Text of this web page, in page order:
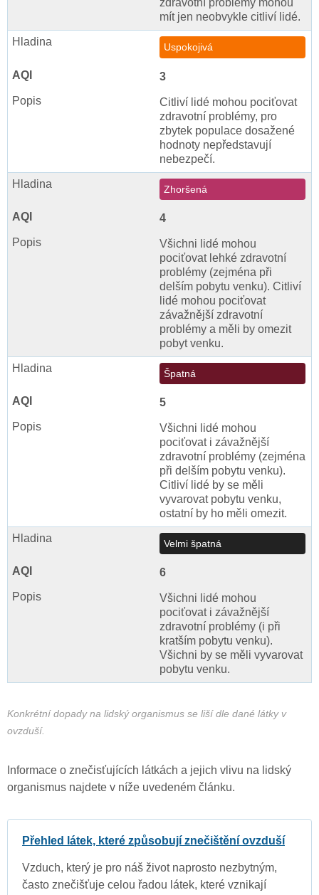
zdravotní problémy mohou
mít jen neobvykle citliví lidé.
Uspokojivá
3
Citliví lidé mohou pociťovat
zdravotní problémy, pro
zbytek populace dosažené
hodnoty nepředstavují
nebezpečí.
Zhoršená
4
Všichni lidé mohou
pociťovat lehké zdravotní
problémy (zejména při
delším pobytu venku). Citliví
lidé mohou pociťovat
závažnější zdravotní
problémy a měli by omezit
pobyt venku.
Špatná
5
Všichni lidé mohou
pociťovat i závažnější
zdravotní problémy (zejména
při delším pobytu venku).
Citliví lidé by se měli
vyvarovat pobytu venku,
ostatní by ho měli omezit.
Velmi špatná
6
Všichni lidé mohou
pociťovat i závažnější
zdravotní problémy (i při
kratším pobytu venku).
Všichni by se měli vyvarovat
pobytu venku.
Konkrétní dopady na lidský organismus se liší dle dané látky v
ovzduší.
Informace o znečisťujících látkách a jejich vlivu na lidský
organismus najdete v níže uvedeném článku.
Přehled látek, které způsobují znečištění ovzduší
Vzduch, který je pro náš život naprosto nezbytným,
často znečišťuje celou řadou látek, které vznikají